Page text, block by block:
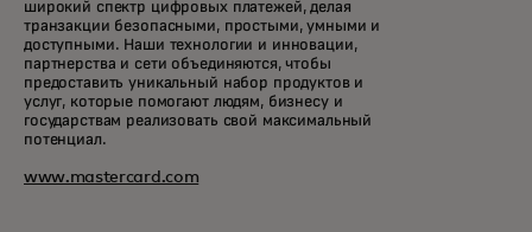
широкий спектр цифровых платежей, делая
транзакции безопасными, простыми, умными и
доступными. Наши технологии и инновации,
партнерства и сети объединяются, чтобы
предоставить уникальный набор продуктов и
услуг, которые помогают людям, бизнесу и
государствам реализовать свой максимальный
потенциал.
www.mastercard.com